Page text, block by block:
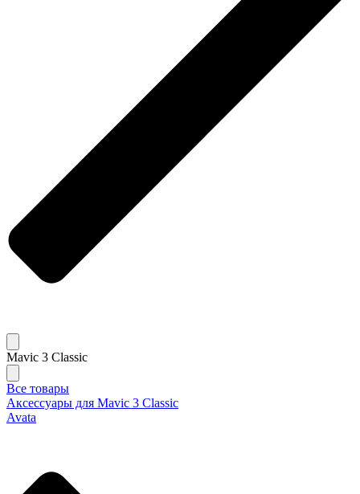
Mavic 3 Classic
Все товары
Аксессуары для Mavic 3 Classic
Avata